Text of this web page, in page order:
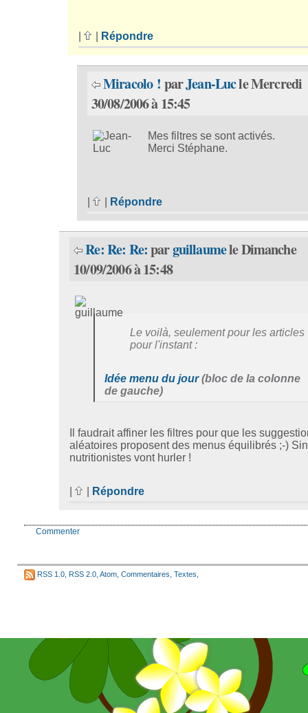
Répondre
Miracolo ! parJean-Lucle Mercredi
30/08/2006 à 15:45
Mes filtres se sont activés.
Merci Stéphane.
Répondre
Re: Re: Re:parguillaumele Dimanche
10/09/2006 à 15:48
Le voilà, seulement pour les articles
pour l'instant :
Idée menu du jour(bloc de la colonne
de gauche)
Il faudrait affiner les filtres pour que les
aléatoires proposent des menus équilibrés ;-)
nutritionistes vont hurler !
| Répondre
Commenter
RSS 1.0 RSS 2.0 Atom Commentaires Textes